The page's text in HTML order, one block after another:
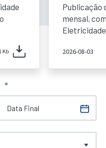
Kb
Publicação
mensal,
Eletricidade
2026-08-03